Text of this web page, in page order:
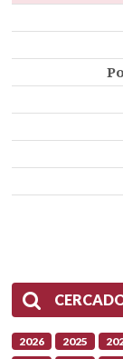
2026 2025